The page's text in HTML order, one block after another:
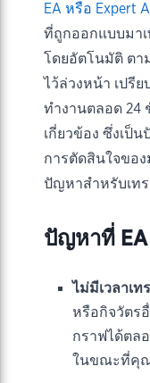
EA หรือ Expert
ที่ถูกออกแบบมา
โดยอัตโนมัติ ตา
ไว้ล่วงหน้า เปรี
ทำงานตลอด 24
เกี่ยวข้อง ซึ่งเป็
การตัดสินใจของ
ปัญหาสำหรับเท
ปัญหาที่ EA
ไม่มีเวลาเท
หรือกิจวัตร
กราฟได้ตล
ในขณะที่คุณ